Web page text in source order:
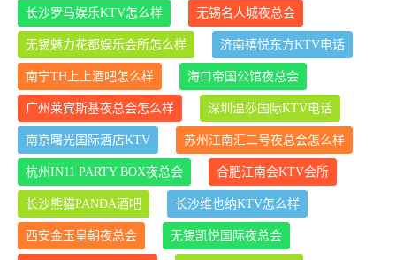
长沙罗马娱乐KTV怎么样 无锡名人城夜总会
无锡魅力花都娱乐会所怎么样 济南禧悦东方KTV电话
南宁TH上上酒吧怎么样 海口帝国公馆夜总会
广州莱宾斯基夜总会怎么样 深圳温莎国际KTV电话
南京曙光国际酒店KTV 苏州江南汇二号夜总会怎么样
杭州IN11 PARTY BOX夜总会 合肥江南会KTV会所
长沙熊猫PANDA酒吧 长沙维也纳KTV怎么样
西安金玉皇朝夜总会 无锡凯悦国际夜总会